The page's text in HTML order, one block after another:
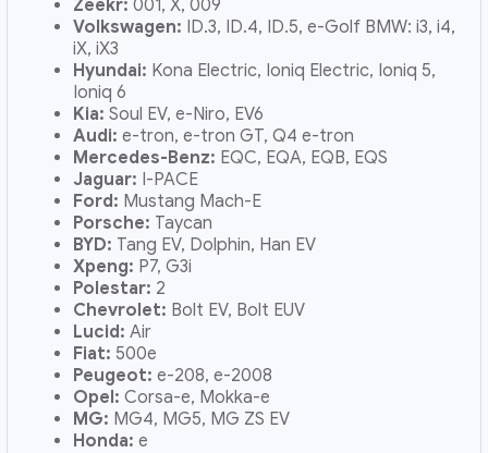
Zeekr:001, X, 009
Volkswagen: ID.3, ID.4, ID.5, e-Golf BMW: i3, i4,
iX, iX3
Hyundai: Kona Electric, Ioniq Electric, Ioniq 5,
Ioniq 6
Kia: Soul EV, e-Niro, EV6
Audi:e-tron, e-tron GT, Q4 e-tron
Mercedes-Benz: EQC, EQA, EQB, EQS
Jaguar: I-PACE
Ford: Mustang Mach-E
Porsche: Taycan
BYD: Tang EV, Dolphin, Han EV
Xpeng: P7, G3i
Polestar: 2
Chevrolet: Bolt EV, Bolt EUV
Lucid:Air
Fiat: 500e
Peugeot:e-208, e-2008
Opel:Corsa-e, Mokka-e
MG: MG4, MG5, MG ZS EV
Honda:e